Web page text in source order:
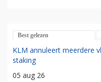
Best gelezen
KLM annuleert meerdere
staking
05 aug 26